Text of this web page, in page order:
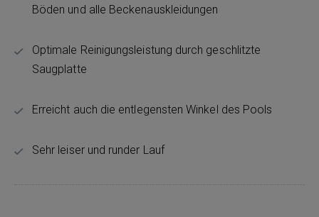
Böden und alle Beckenauskleidungen
Optimale Reinigungsleistung durch geschlitzte
Saugplatte
Erreicht auch die entlegensten Winkel des Pools
Sehr leiser und runder Lauf